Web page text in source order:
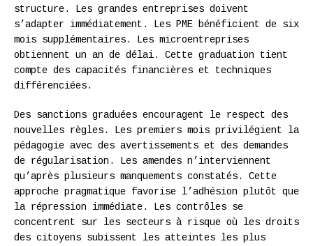
structure. Les grandes entreprises doivent
s’adapter immédiatement. Les PME bénéficient de six
mois supplémentaires. Les microentreprises
obtiennent un an de délai. Cette graduation tient
compte des capacités financières et techniques
différenciées.
Des sanctions graduées encouragent le respect des
nouvelles règles. Les premiers mois privilégient la
pédagogie avec des avertissements et des demandes
de régularisation. Les amendes n’interviennent
qu’après plusieurs manquements constatés. Cette
approche pragmatique favorise l’adhésion plutôt que
la répression immédiate. Les contrôles se
concentrent sur les secteurs à risque où les droits
des citoyens subissent les atteintes les plus